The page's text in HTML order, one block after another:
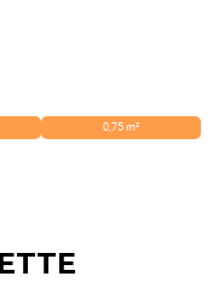
0,75 m²